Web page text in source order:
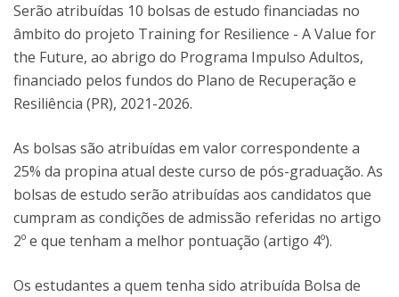
Serão atribuídas 10 bolsas de estudo financiadas no
âmbito do projeto Training for Resilience - A Value for
the Future, ao abrigo do Programa Impulso Adultos,
financiado pelos fundos do Plano de Recuperação e
Resiliência (PR), 2021-2026.
As bolsas são atribuídas em valor correspondente a
25% da propina atual deste curso de pós-graduação. As
bolsas de estudo serão atribuídas aos candidatos que
cumpram as condições de admissão referidas no artigo
2º e que tenham a melhor pontuação (artigo 4º).
Os estudantes a quem tenha sido atribuída Bolsa de